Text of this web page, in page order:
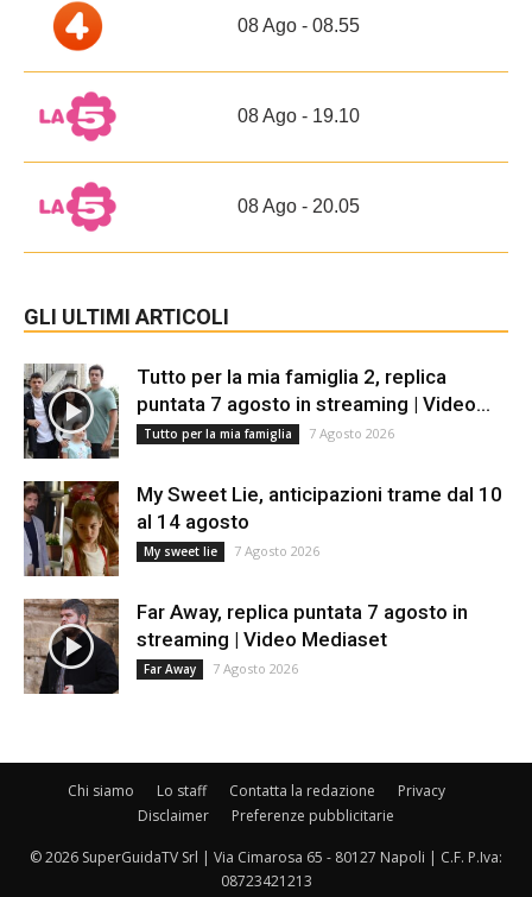
08 Ago - 08.55
08 Ago - 19.10
08 Ago - 20.05
GLI ULTIMI ARTICOLI
Tutto per la mia famiglia 2, replica
puntata 7 agosto in streaming | Video...
Tutto per la mia famiglia 7 Agosto 2026
My Sweet Lie, anticipazioni trame dal 10
al 14 agosto
My sweet lie 7 Agosto 2026
Far Away, replica puntata 7 agosto in
streaming | Video Mediaset
Far Away 7 Agosto 2026
Chi siamo Lo staff Contatta la redazione
Privacy
Disclaimer
Preferenze pubblicitarie
© 2026 SuperGuidaTV Srl | Via Cimarosa 65 - 80127 Napoli | C.F. P.Iva:
08723421213